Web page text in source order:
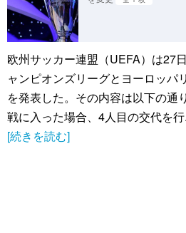
欧州サッカー連盟（UEFA）は27
ャンピオンズリーグとヨーロッパ
を発表した。その内容は以下の通
戦に入った場合、4人目の交代を行
[続きを読む]